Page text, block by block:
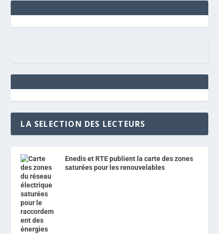
LA SELECTION DES LECTEURS
Enedis et RTE publient la carte des zones
saturées pour les renouvelables